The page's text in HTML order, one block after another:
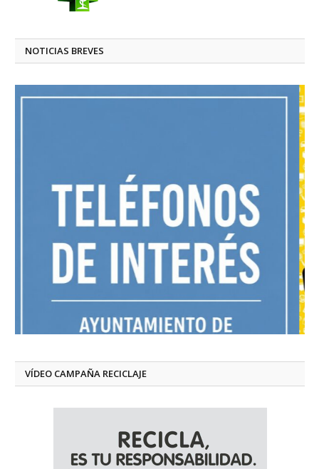
NOTICIAS BREVES
VÍDEO CAMPAÑA RECICLAJE